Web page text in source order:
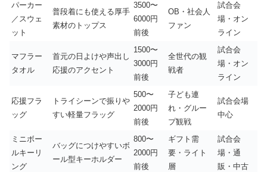
パーカー
／スウェ
ット
普段着にも使える厚手
素材のトップス
3500〜
6000円
前後
OB・社会人
ファン
試合会
場・オン
ライン
マフラー
タオル
首元の日よけや声出し
応援のアクセント
1500〜
3000円
前後
全世代の観
戦者
試合会
場・オン
ライン
応援フラ
ッグ
トライシーンで振りや
すい軽量フラッグ
500〜
2000円
前後
子ども連
れ・グルー
プ観戦
試合会場
中心
ミニボー
ルキーリ
ング
バッグにつけやすいボ
ール型キーホルダー
800〜
2000円
前後
ギフト需
要・ライト
層
試合会
場・通
販・中古